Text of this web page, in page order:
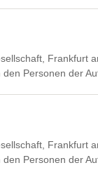
Frankfurt
Personen der
Frankfurt
Personen der